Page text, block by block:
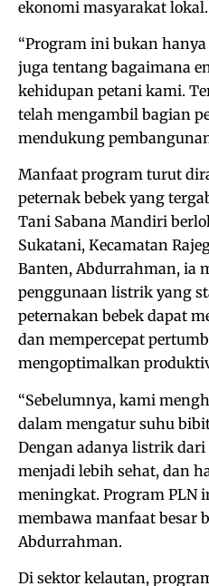
ekonomi masyarakat lokal.
“Program ini bukan
juga tentang bagaimana
kehidupan petani kami.
telah mengambil bagian
mendukung
Manfaat program turut
peternak bebek yang
Tani Sabana Mandiri
Sukatani, Kecamatan
Banten, Abdurrahman, ia
penggunaan listrik yang
peternakan bebek dapat
dan mempercepat
mengoptimalkan
“Sebelumnya, kami
dalam mengatur suhu
Dengan adanya listrik dari
menjadi lebih sehat, dan
meningkat. Program PLN
membawa manfaat besar
Abdurrahman.
Di sektor kelautan,